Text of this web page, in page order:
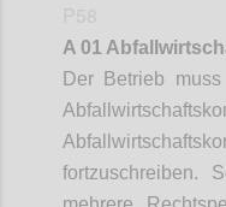
A 01
Der Betrieb
fortzuschreiben.